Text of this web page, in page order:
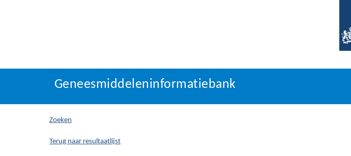
Geneesmiddeleninformatiebank
U
hier:
Geneesmiddeleninformatiebank
Zoeken
Terug naar resultaatlijst